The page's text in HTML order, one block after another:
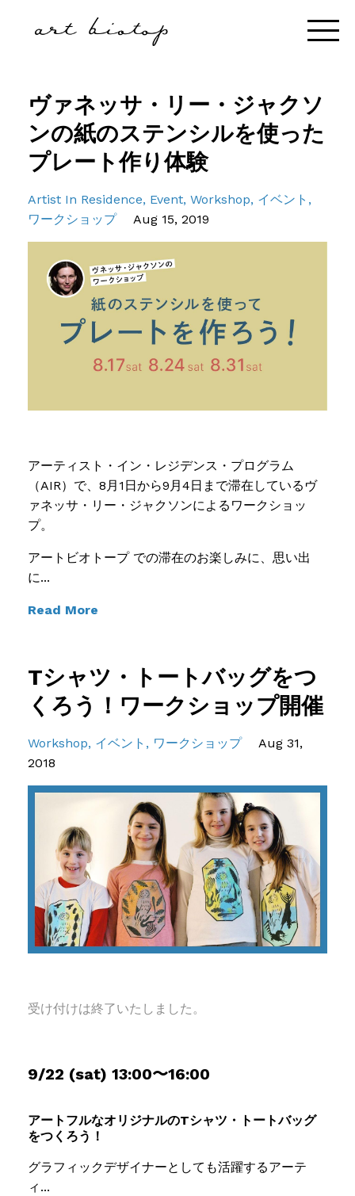
ヴァネッサ・リー・ジャクソ
ンの紙のステンシルを使った
プレート作り体験
Artist In Residence Event Workshop イベント
ワークショップ
Aug 15, 2019
アーティスト・イン・レジデンス・プログラム
（AIR）で、8月1日から9月4日まで滞在しているヴ
ァネッサ・リー・ジャクソンによるワークショッ
プ。
アートビオトープ での滞在のお楽しみに、思い出
に...
Read More
Tシャツ・トートバッグをつ
くろう！ワークショップ開催
Workshop イベント ワークショップ
Aug 31,
2018
受け付けは終了いたしました。
9/22 (sat) 13:00〜16:00
アートフルなオリジナルのTシャツ・トートバッグ
をつくろう！
グラフィックデザイナーとしても活躍するアーテ
ィ...